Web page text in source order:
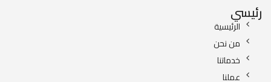
رئيسي
الرئيسية
من نحن
خدماتنا
عملنا